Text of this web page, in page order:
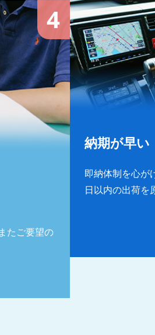
4
たご要望の
納期が早い
即納体制を心が
日以内の出荷を